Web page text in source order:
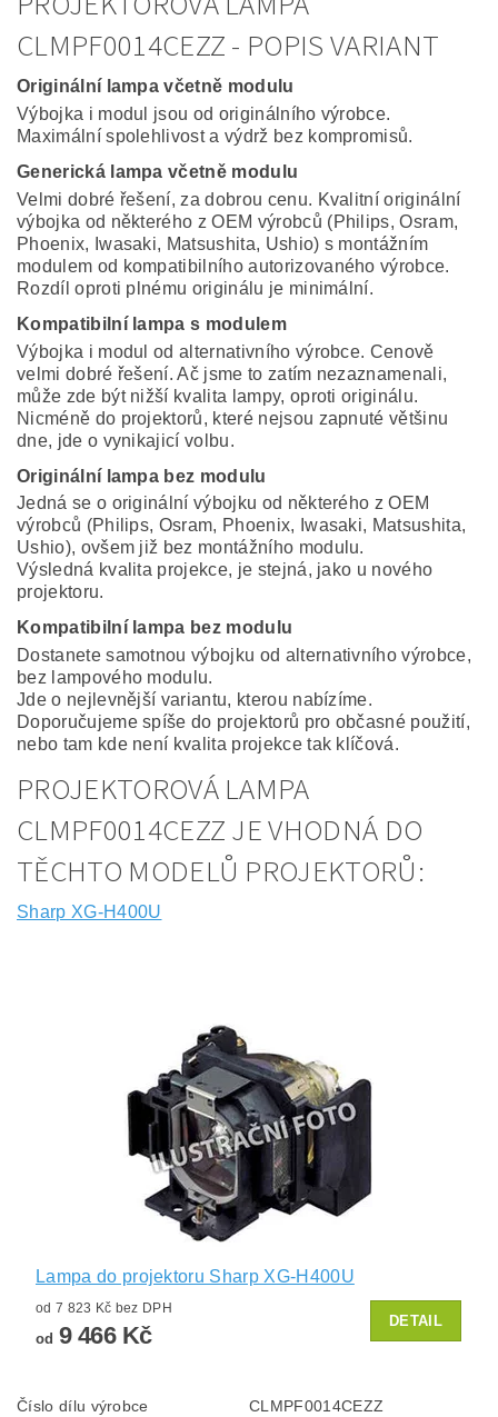
CLMPF0014CEZZ - POPIS VARIANT
Originální lampa včetně modulu
Výbojka i modul jsou od originálního výrobce.
Maximální spolehlivost a výdrž bez kompromisů.
Generická lampa včetně modulu
Velmi dobré řešení, za dobrou cenu. Kvalitní originální
výbojka od některého z OEM výrobců (Philips, Osram,
Phoenix, Iwasaki, Matsushita, Ushio) s montážním
modulem od kompatibilního autorizovaného výrobce.
Rozdíl oproti plnému originálu je minimální.
Kompatibilní lampa s modulem
Výbojka i modul od alternativního výrobce. Cenově
velmi dobré řešení. Ač jsme to zatím nezaznamenali,
může zde být nižší kvalita lampy, oproti originálu.
Nicméně do projektorů, které nejsou zapnuté většinu
dne, jde o vynikajicí volbu.
Originální lampa bez modulu
Jedná se o originální výbojku od některého z OEM
výrobců (Philips, Osram, Phoenix, Iwasaki, Matsushita,
Ushio), ovšem již bez montážního modulu.
Výsledná kvalita projekce, je stejná, jako u nového
projektoru.
Kompatibilní lampa bez modulu
Dostanete samotnou výbojku od alternativního výrobce,
bez lampového modulu.
Jde o nejlevnější variantu, kterou nabízíme.
Doporučujeme spíše do projektorů pro občasné použití,
nebo tam kde není kvalita projekce tak klíčová.
PROJEKTOROVÁ LAMPA
CLMPF0014CEZZ JE VHODNÁ DO
TĚCHTO MODELŮ PROJEKTORŮ:
Sharp XG-H400U
Lampa do projektoru Sharp XG-H400U
od 7 823 Kč bez DPH
od 9 466 Kč
DETAIL
Číslo dílu výrobce CLMPF0014CEZZ